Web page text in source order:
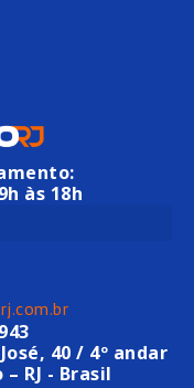
às 18h
40 / 4º andar
RJ - Brasil